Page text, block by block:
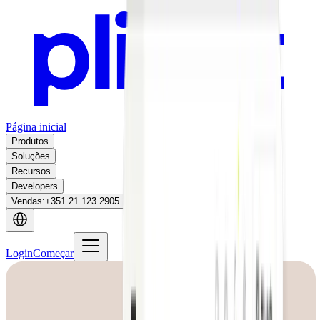
Página inicial
Produtos
Soluções
Recursos
Developers
Vendas:+351 21 123 2905
LoginComeçar